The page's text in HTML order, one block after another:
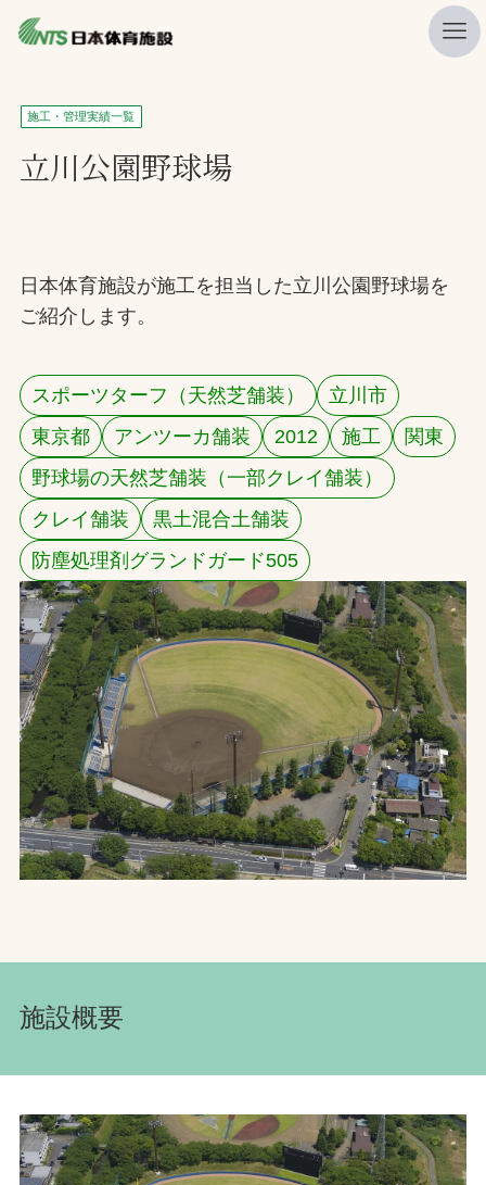
私たちの強み
ニュース
製品・サービス一覧
施工・管理実績一覧
採用情報
お問合せ
お取引先の皆様へ
プライバシーポリシー
ソーシャルメディアポリシー
施工・管理実績一覧
立川公園野球場
日本体育施設が施工を担当した立川公園野球場を
ご紹介します。
スポーツターフ（天然芝舗装）
立川市
東京都
アンツーカ舗装 2012 施工
関東
野球場の天然芝舗装（一部クレイ舗装）
クレイ舗装
黒土混合土舗装
防塵処理剤グランドガード505
施設概要